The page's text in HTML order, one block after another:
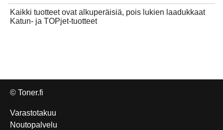
Kaikki tuotteet ovat alkuperäisiä, pois lukien laadukkaat
Katun- ja TOPjet-tuotteet
© Toner.fi
Varastotakuu
Noutopalvelu